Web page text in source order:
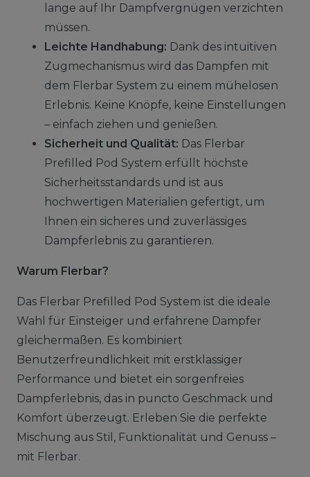
lange auf Ihr Dampfvergnügen verzichten
müssen.
Leichte Handhabung: Dank des intuitiven
Zugmechanismus wird das Dampfen mit
dem Flerbar System zu einem mühelosen
Erlebnis. Keine Knöpfe, keine Einstellungen
– einfach ziehen und genießen.
Sicherheit und Qualität: Das Flerbar
Prefilled Pod System erfüllt höchste
Sicherheitsstandards und ist aus
hochwertigen Materialien gefertigt, um
Ihnen ein sicheres und zuverlässiges
Dampferlebnis zu garantieren.
Warum Flerbar?
Das Flerbar Prefilled Pod System ist die ideale
Wahl für Einsteiger und erfahrene Dampfer
gleichermaßen. Es kombiniert
Benutzerfreundlichkeit mit erstklassiger
Performance und bietet ein sorgenfreies
Dampferlebnis, das in puncto Geschmack und
Komfort überzeugt. Erleben Sie die perfekte
Mischung aus Stil, Funktionalität und Genuss –
mit Flerbar.